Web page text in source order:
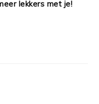
lekkers met je!